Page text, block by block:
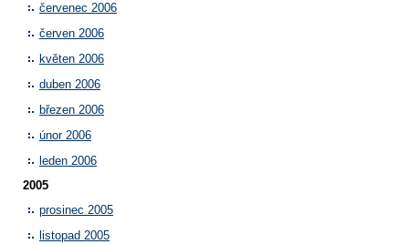
červenec 2006
červen 2006
květen 2006
duben 2006
březen 2006
únor 2006
leden 2006
2005
prosinec 2005
listopad 2005